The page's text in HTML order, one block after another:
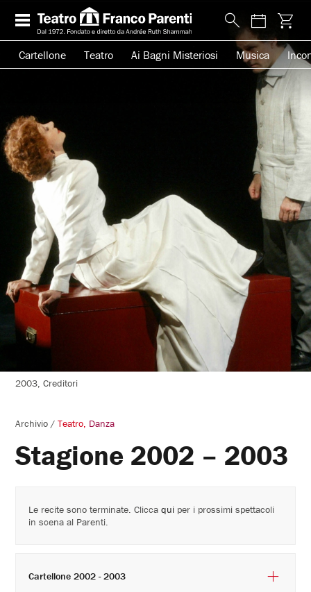
Cartellone Teatro Ai Bagni Misteriosi Musica
2003, Creditori
Archivio /Teatro Danza
Stagione 2002 – 2003
Le recite sono terminate. Cliccaqui per i prossimi spettacoli
in scena al Parenti.
Cartellone 2002 - 2003